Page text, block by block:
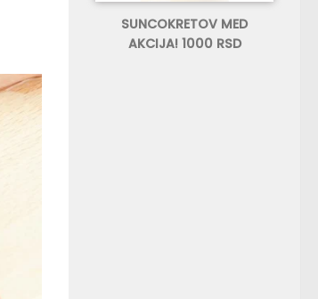
SUNCOKRETOV MED
AKCIJA! 1000 RSD